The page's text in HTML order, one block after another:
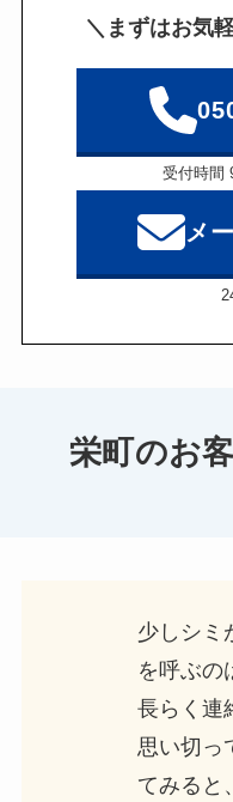
＼まずはお気
受付時間
メ
栄町のお
少しシミ
を呼ぶの
長らく連
思い切っ
てみると